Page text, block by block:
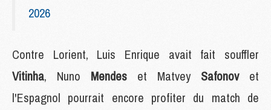
2026
Contre Lorient, Luis Enrique avait fait souffler
Vitinha, Nuno Mendes et Matvey Safonov et
l'Espagnol pourrait encore profiter du match de